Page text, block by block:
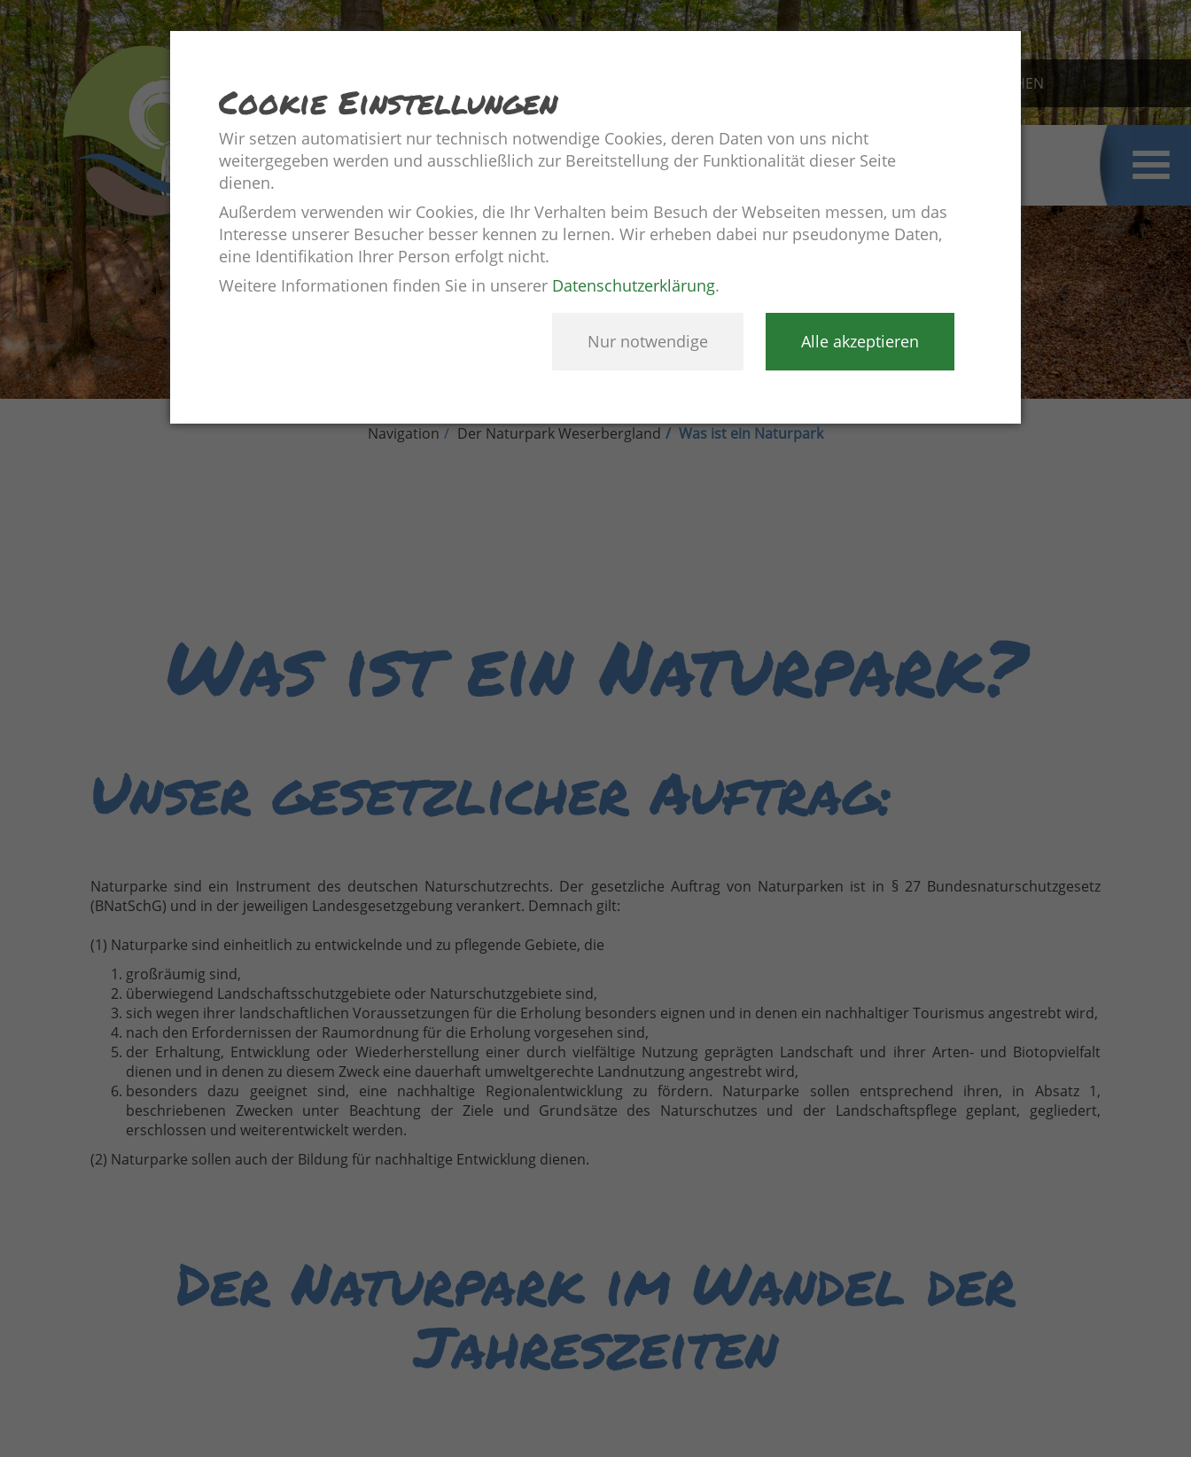
Navigation Der Naturpark Weserbergland Was ist ein Naturpark
Was ist ein Naturpark?
Unser gesetzlicher Auftrag:
Naturparke sind ein Instrument des deutschen Naturschutzrechts. Der gesetzliche Auftrag von Naturparken ist in § 27 Bundesnaturschutzgesetz
(BNatSchG) und in der jeweiligen Landesgesetzgebung verankert. Demnach gilt:
(1) Naturparke sind einheitlich zu entwickelnde und zu pflegende Gebiete, die
großräumig sind,
überwiegend Landschaftsschutzgebiete oder Naturschutzgebiete sind,
sich wegen ihrer landschaftlichen Voraussetzungen für die Erholung besonders eignen und in denen ein nachhaltiger Tourismus angestrebt wird,
nach den Erfordernissen der Raumordnung für die Erholung vorgesehen sind,
der Erhaltung, Entwicklung oder Wiederherstellung einer durch vielfältige Nutzung geprägten Landschaft und ihrer Arten- und Biotopvielfalt
dienen und in denen zu diesem Zweck eine dauerhaft umweltgerechte Landnutzung angestrebt wird,
besonders dazu geeignet sind, eine nachhaltige Regionalentwicklung zu fördern. Naturparke sollen entsprechend ihren, in Absatz 1,
beschriebenen Zwecken unter Beachtung der Ziele und Grundsätze des Naturschutzes und der Landschaftspflege geplant, gegliedert,
erschlossen und weiterentwickelt werden.
(2) Naturparke sollen auch der Bildung für nachhaltige Entwicklung dienen.
Der Naturpark im Wandel der
Jahreszeiten
Cookie Einstellungen
Wir setzen automatisiert nur technisch notwendige Cookies, deren Daten von uns nicht
weitergegeben werden und ausschließlich zur Bereitstellung der Funktionalität dieser Seite
dienen.
Außerdem verwenden wir Cookies, die Ihr Verhalten beim Besuch der Webseiten messen, um das
Interesse unserer Besucher besser kennen zu lernen. Wir erheben dabei nur pseudonyme Daten,
eine Identifikation Ihrer Person erfolgt nicht.
Weitere Informationen finden Sie in unserer Datenschutzerklärung.
Nur notwendige Alle akzeptieren